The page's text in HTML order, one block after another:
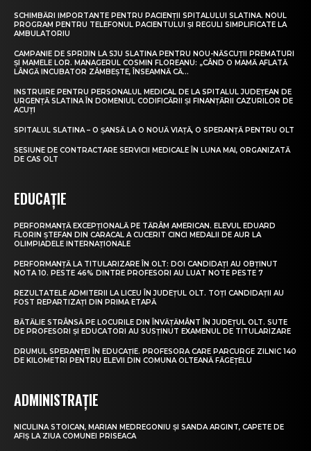
SCHIMBĂRI IMPORTANTE PENTRU PACIENȚII SPITALULUI SLATINA. NOUL
PROGRAM PENTRU TELEFONUL PACIENTULUI ȘI REGULI SIMPLIFICATE LA
AMBULATORIU
CAMPANIE DE SPRIJIN LA SJU SLATINA PENTRU NOU-NĂSCUȚII PREMATURI
ȘI MAMELE LOR. MANAGERUL COSMIN FLOREANU: „CÂND O MAMĂ AFLATĂ
LÂNGĂ INCUBATOR ZÂMBEȘTE, ÎNSEAMNĂ CĂ...
INSTRUIRE PENTRU PERSONALUL MEDICAL DE LA SPITALUL JUDEȚEAN DE
URGENȚĂ SLATINA ÎN DOMENIUL CODIFICĂRII ȘI FINANȚĂRII CAZURILOR DE
ACUȚI
SPITALUL SLATINA – O ȘANSĂ LA O NOUĂ VIAȚĂ, O SPERANȚĂ PENTRU OLT
SESIUNE DE CONTRACTARE SERVICII MEDICALE ÎN LUNA MAI, ORGANIZATĂ
DE CAS OLT
EDUCAȚIE
PERFORMANȚĂ EXCEPȚIONALĂ PE TĂRÂM AMERICAN. ELEVUL EDUARD
FLORIN ȘTEFAN DIN CARACAL A CUCERIT CINCI MEDALII DE AUR LA
OLIMPIADELE INTERNAȚIONALE
PERFORMANȚĂ LA TITULARIZARE ÎN OLT: DOI CANDIDAȚI AU OBȚINUT
NOTA 10. PESTE 46% DINTRE PROFESORI AU LUAT NOTE PESTE 7
REZULTATELE ADMITERII LA LICEU ÎN JUDEȚUL OLT. TOȚI CANDIDAȚII AU
FOST REPARTIZAȚI DIN PRIMA ETAPĂ
BĂTĂLIE STRÂNSĂ PE LOCURILE DIN ÎNVĂȚĂMÂNT ÎN JUDEȚUL OLT. SUTE
DE PROFESORI ȘI EDUCATORI AU SUSȚINUT EXAMENUL DE TITULARIZARE
DRUMUL SPERANȚEI ÎN EDUCAȚIE. PROFESORA CARE PARCURGE ZILNIC 140
DE KILOMETRI PENTRU ELEVII DIN COMUNA OLTEANĂ FĂGEȚELU
ADMINISTRAȚIE
NICULINA STOICAN, MARIAN MEDREGONIU ȘI SANDA ARGINT, CAPETE DE
AFIȘ LA ZIUA COMUNEI PRISEACA